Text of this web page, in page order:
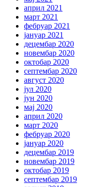
април 2021
март 2021
фебруар 2021
јануар 2021
децембар 2020
новембар 2020
октобар 2020
септембар 2020
август 2020
јул 2020
јун 2020
мај 2020
април 2020
март 2020
фебруар 2020
јануар 2020
децембар 2019
новембар 2019
октобар 2019
септембар 2019